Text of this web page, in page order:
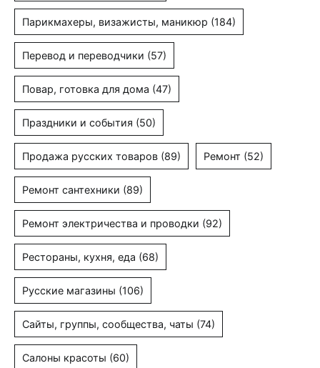
Парикмахеры, визажисты, маникюр (184)
Перевод и переводчики (57)
Повар, готовка для дома (47)
Праздники и события (50)
Продажа русских товаров (89) Ремонт (52)
Ремонт сантехники (89)
Ремонт электричества и проводки (92)
Рестораны, кухня, еда (68)
Русские магазины (106)
Сайты, группы, сообщества, чаты (74)
Салоны красоты (60)